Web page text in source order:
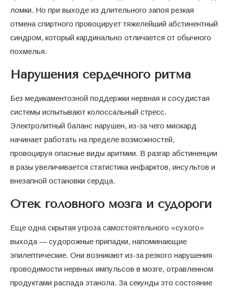
ломки. Но при выходе из длительного запоя резкая
отмена спиртного провоцирует тяжелейший абстинентный
синдром, который кардинально отличается от обычного
похмелья.
Нарушения сердечного ритма
Без медикаментозной поддержки нервная и сосудистая
системы испытывают колоссальный стресс.
Электролитный баланс нарушен, из-за чего миокард
начинает работать на пределе возможностей,
провоцируя опасные виды аритмии. В разгар абстиненции
в разы увеличивается статистика инфарктов, инсультов и
внезапной остановки сердца.
Отек головного мозга и судороги
Еще одна скрытая угроза самостоятельного «сухого»
выхода — судорожные припадки, напоминающие
эпилептические. Они возникают из-за резкого нарушения
проводимости нервных импульсов в мозге, отравленном
продуктами распада этанола. За секунды это состояние